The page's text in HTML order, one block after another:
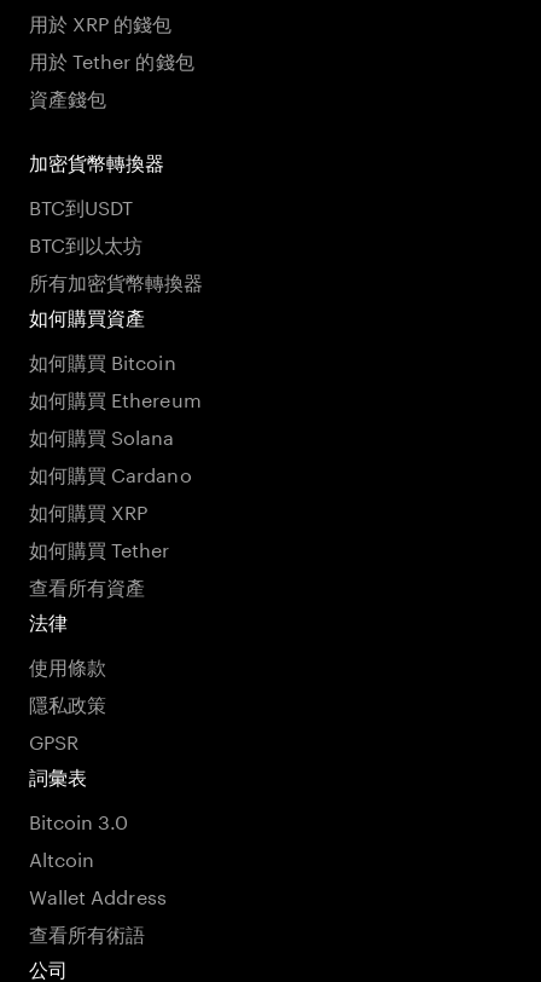
用於 XRP 的錢包
用於 Tether 的錢包
資產錢包
加密貨幣轉換器
BTC到USDT
BTC到以太坊
所有加密貨幣轉換器
如何購買資產
如何購買 Bitcoin
如何購買 Ethereum
如何購買 Solana
如何購買 Cardano
如何購買 XRP
如何購買 Tether
查看所有資產
法律
使用條款
隱私政策
GPSR
詞彙表
Bitcoin 3.0
Altcoin
Wallet Address
查看所有術語
公司